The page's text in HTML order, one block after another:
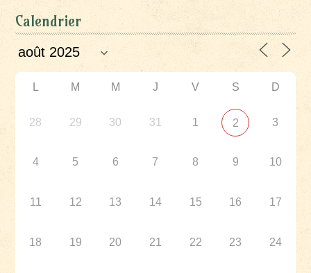
Calendrier
L M M J V S D
28 29 30 31 1 2 3
4 5 6 7 8 9 10
11 12 13 14 15 16 17
18 19 20 21 22 23 24